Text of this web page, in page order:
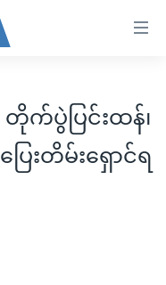
တိုက်ပွဲပြင်းထန်၊
းတိမ်းရှောင်ရ